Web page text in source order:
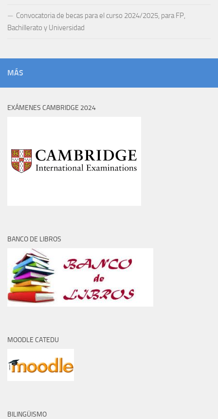
Convocatoria de becas para el curso 2024/2025, para FP,
Bachillerato y Universidad
MÁS
EXÁMENES CAMBRIDGE 2024
BANCO DE LIBROS
MOODLE CATEDU
BILINGÜISMO